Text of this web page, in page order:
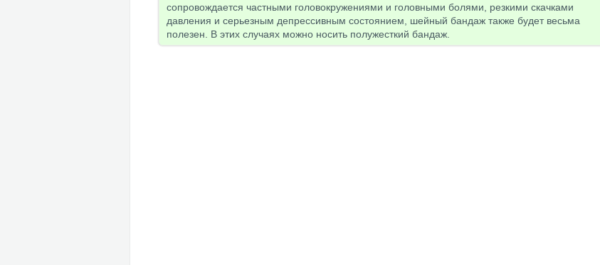
сопровождается частными головокружениями и головными болями, резкими скачками
давления и серьезным депрессивным состоянием, шейный бандаж также будет весьма
полезен. В этих случаях можно носить полужесткий бандаж.